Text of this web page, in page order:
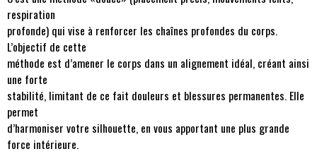
respiration
profonde) qui vise à renforcer les chaînes profondes du corps.
L’objectif de cette
méthode est d’amener le corps dans un alignement idéal, créant ainsi
une forte
stabilité, limitant de ce fait douleurs et blessures permanentes. Elle
permet
d’harmoniser votre silhouette, en vous apportant une plus grande
force intérieure.